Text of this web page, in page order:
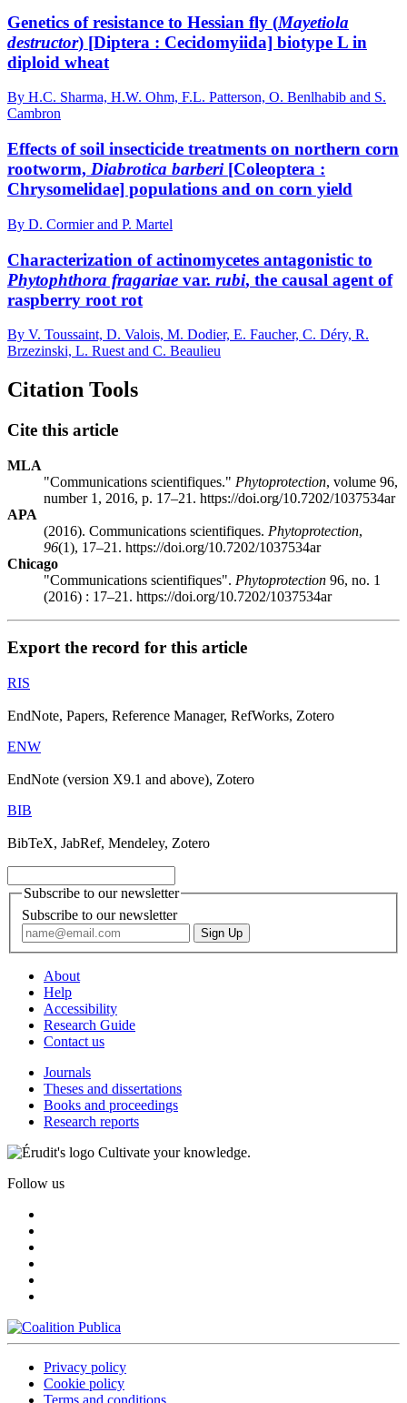
Genetics of resistance to Hessian fly (Mayetiola
destructor) [Diptera : Cecidomyiida] biotype L in
diploid wheat
By H.C. Sharma, H.W. Ohm, F.L. Patterson, O. Benlhabib and S.
Cambron
Effects of soil insecticide treatments on northern corn
rootworm, Diabrotica barberi[Coleoptera :
Chrysomelidae] populations and on corn yield
By D. Cormier and P. Martel
Characterization of actinomycetes antagonistic to
Phytophthora fragariae var. rubi, the causal agent of
raspberry root rot
By V. Toussaint, D. Valois, M. Dodier, E. Faucher, C. Déry, R.
Brzezinski, L. Ruest and C. Beaulieu
Citation Tools
Cite this article
MLA
"Communications scientifiques." Phytoprotection, volume 96,
number 1, 2016, p. 17–21. https://doi.org/10.7202/1037534ar
APA
(2016). Communications scientifiques. Phytoprotection,
96(1), 17–21. https://doi.org/10.7202/1037534ar
Chicago
"Communications scientifiques". Phytoprotection 96, no. 1
(2016) : 17–21. https://doi.org/10.7202/1037534ar
Export the record for this article
RIS
EndNote, Papers, Reference Manager, RefWorks, Zotero
ENW
EndNote (version X9.1 and above), Zotero
BIB
BibTeX, JabRef, Mendeley, Zotero
Subscribe to our newsletter
Subscribe to our newsletter
About
Help
Accessibility
Research Guide
Contact us
Journals
Theses and dissertations
Books and proceedings
Research reports
Cultivate your knowledge.
Follow us
Privacy policy
Cookie policy
Terms and conditions